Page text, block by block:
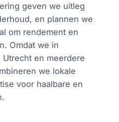
geven we uitleg
en plannen we
om rendement en
Omdat we in
Utrecht en meerdere
we lokale
voor haalbare en